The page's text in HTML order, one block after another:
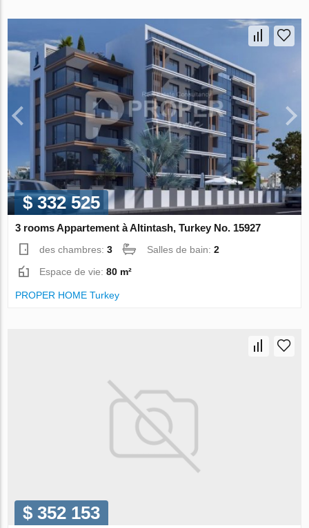
$ 332 525
3 rooms Appartement à Altintash, Turkey No. 15927
des chambres:3 Salles de bain:2
Espace de vie:80 m²
PROPER HOME Turkey
$ 352 153